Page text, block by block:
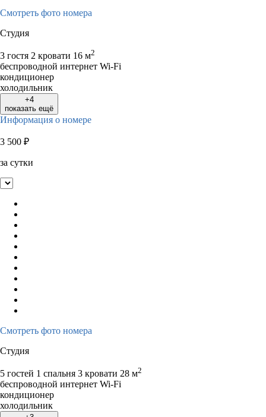
Смотреть фото номера
Студия
3 гостя 2 кровати 16 м2
беспроводной интернет Wi-Fi
кондиционер
холодильник
+4
показать ещё
Информация о номере
3 500 ₽
за сутки
Смотреть фото номера
Студия
5 гостей 1 спальня 3 кровати 28 м2
беспроводной интернет Wi-Fi
кондиционер
холодильник